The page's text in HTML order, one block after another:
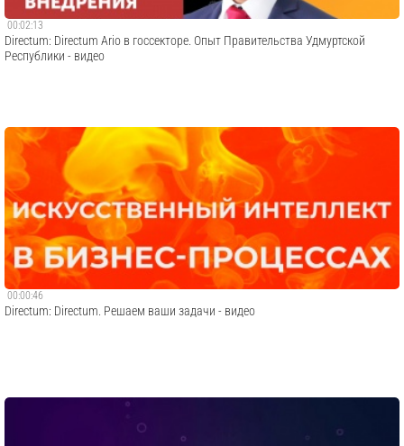
00:02:13
Directum: Directum Ario в госсекторе. Опыт Правительства Удмуртской
Республики - видео
00:00:46
Directum: Directum. Решаем ваши задачи - видео